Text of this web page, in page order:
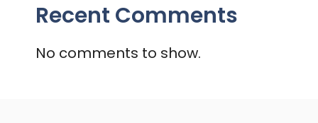
Recent Comments
No comments to show.